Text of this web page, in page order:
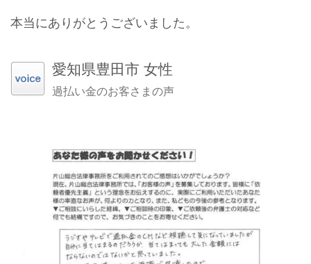
本当にありがとうございました。
愛知県豊田市 女性
過払い金のお客さまの声